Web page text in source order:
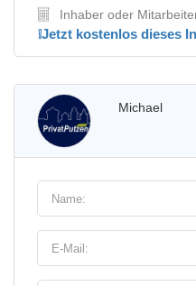
Inhaber oder
❕Jetzt kostenlos dieses
Michael